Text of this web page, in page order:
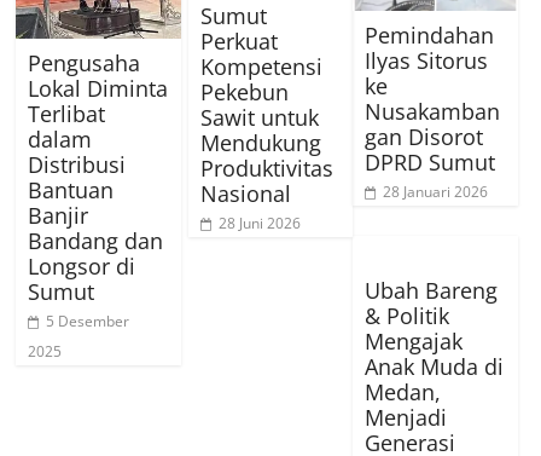
Pengusaha
Lokal Diminta
Terlibat
dalam
Distribusi
Bantuan
Banjir
Bandang dan
Longsor di
Sumut
5 Desember
2025
Sumut
Perkuat
Kompetensi
Pekebun
Sawit untuk
Mendukung
Produktivitas
Nasional
28 Juni 2026
Pemindahan
Ilyas Sitorus
ke
Nusakamban
gan Disorot
DPRD Sumut
28 Januari 2026
Ubah Bareng
& Politik
Mengajak
Anak Muda di
Medan,
Menjadi
Generasi